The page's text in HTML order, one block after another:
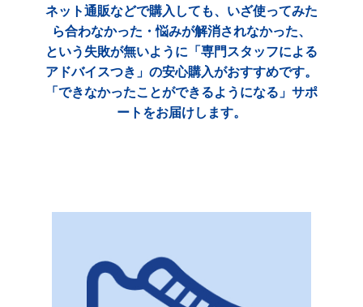
ネット通販などで購入しても、いざ使ってみた
ら合わなかった・悩みが解消されなかった、
という失敗が無いように「専門スタッフによる
アドバイスつき」の安心購入がおすすめです。
「できなかったことができるようになる」サポ
ートをお届けします。